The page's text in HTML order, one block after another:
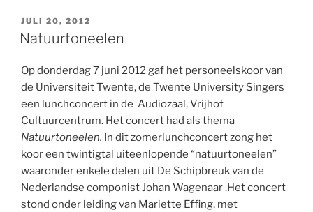
GEPLAATST
OP
JULI 20, 2012
Natuurtoneelen
Op donderdag 7 juni 2012 gaf het personeelskoor van
de Universiteit Twente, de Twente University Singers
een lunchconcert in de Audiozaal, Vrijhof
Cultuurcentrum. Het concert had als thema
Natuurtoneelen. In dit zomerlunchconcert zong het
koor een twintigtal uiteenlopende “natuurtoneelen”
waaronder enkele delen uit De Schipbreuk van de
Nederlandse componist Johan Wagenaar .Het concert
stond onder leiding van Mariette Effing, met